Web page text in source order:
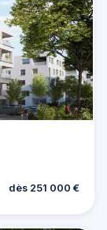
dès 251 000 €